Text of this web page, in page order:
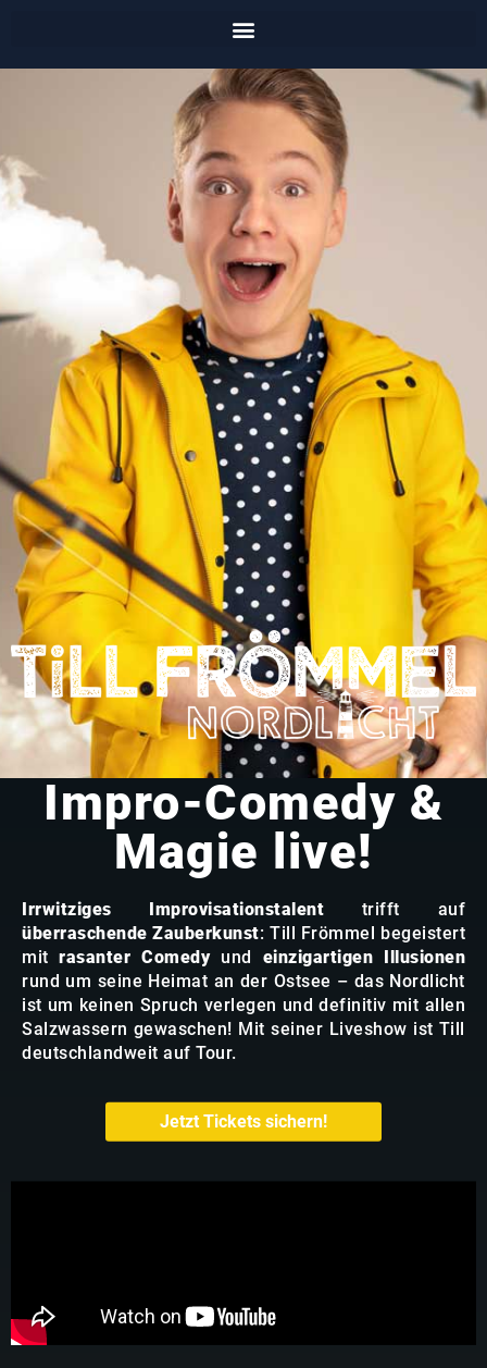
Impro-Comedy &
Magie live!
Irrwitziges Improvisationstalent trifft auf
überraschende Zauberkunst: Till Frömmel begeistert
mitrasanter Comedyund einzigartigen Illusionen
rund um seine Heimat an der Ostsee – das Nordlicht
ist um keinen Spruch verlegen und definitiv mit allen
Salzwassern gewaschen! Mit seiner Liveshow ist Till
deutschlandweit auf Tour.
Jetzt Tickets sichern!